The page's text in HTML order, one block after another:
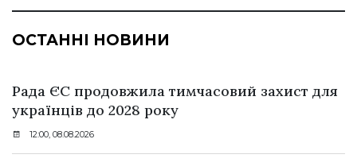
ОСТАННІ НОВИНИ
Рада ЄС продовжила тимчасовий захист для
українців до 2028 року
12:00, 08.08.2026